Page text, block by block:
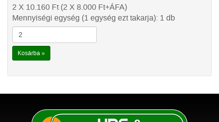
2 X 10.160 Ft(2 X 8.000 Ft+ÁFA)
Mennyiségi egység (1 egység ezt takarja): 1 db
Kosárba »